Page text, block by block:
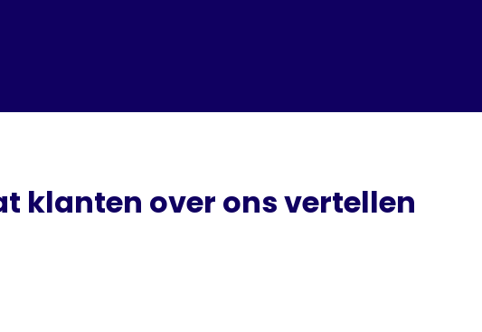
klanten over ons vertellen